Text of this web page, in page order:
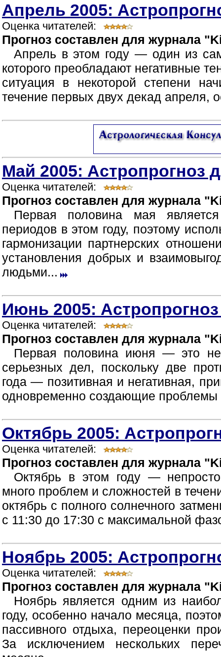
Апрель 2005:
Оценка читателей:
Прогноз составлен для журнала
Апрель в этом году — один из
которого преобладают негативные
ситуация в некоторой степени
течение первых двух декад апреля,
Май 2005: Астропрогноз
Оценка читателей:
Прогноз составлен для журнала
Первая половина мая
периодов в этом году, поэтому
гармонизации партнерских
установления добрых и
людьми...
Июнь 2005:
Оценка читателей:
Прогноз составлен для журнала
Первая половина июня — это
серьезных дел, поскольку две
года — позитивная и негативная,
одновременно создающие
Октябрь 2005:
Оценка читателей:
Прогноз составлен для журнала
Октябрь в этом году —
много проблем и сложностей в
октябрь с полного солнечного
с 11:30 до 17:30 с максимальной
Ноябрь 2005:
Оценка читателей:
Прогноз составлен для журнала
Ноябрь является одним из
году, особенно начало месяца,
пассивного отдыха, переоценки
За исключением нескольких